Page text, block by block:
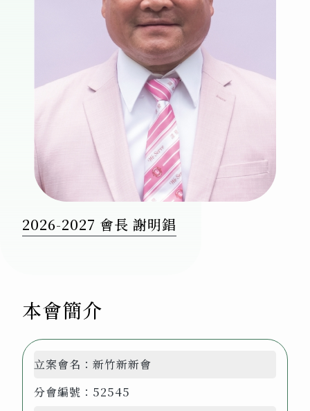
2026-2027 會長 謝明錩
本會簡介
立案會名： 新竹新新會
分會編號： 52545